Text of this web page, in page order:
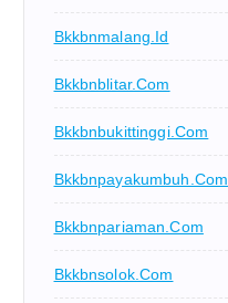
Bkkbnmalang.id
Bkkbnblitar.com
Bkkbnbukittinggi.com
Bkkbnpayakumbuh.com
Bkkbnpariaman.com
Bkkbnsolok.com